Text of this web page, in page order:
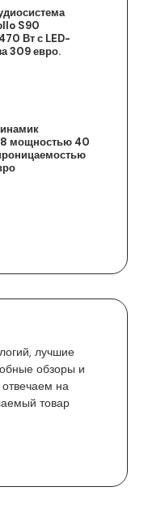
S90
Вт с LED-
309 евро.
мощностью 40
лучшие
обзоры и
на
товар